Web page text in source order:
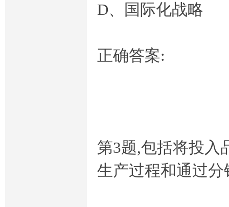
D、国际化战略
正确答案:
第3题,包括将投入
生产过程和通过